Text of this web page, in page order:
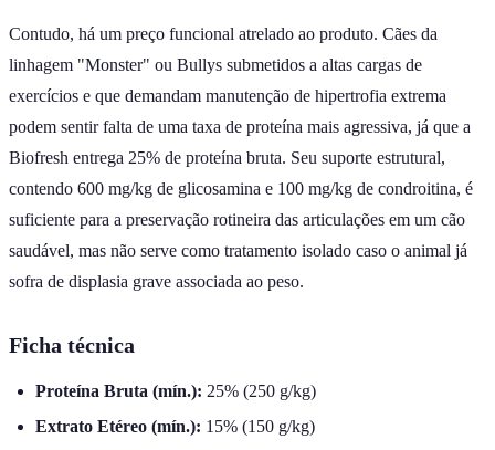
Contudo, há um preço funcional atrelado ao produto. Cães da
linhagem "Monster" ou Bullys submetidos a altas cargas de
exercícios e que demandam manutenção de hipertrofia extrema
podem sentir falta de uma taxa de proteína mais agressiva, já que a
Biofresh entrega 25% de proteína bruta. Seu suporte estrutural,
contendo 600 mg/kg de glicosamina e 100 mg/kg de condroitina, é
suficiente para a preservação rotineira das articulações em um cão
saudável, mas não serve como tratamento isolado caso o animal já
sofra de displasia grave associada ao peso.
Ficha técnica
Proteína Bruta (mín.): 25% (250 g/kg)
Extrato Etéreo (mín.): 15% (150 g/kg)